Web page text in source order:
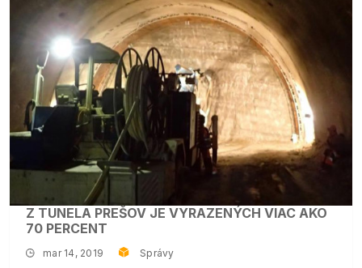
Z TUNELA PREŠOV JE VYRAZENÝCH VIAC AKO
70 PERCENT
mar 14, 2019 Správy